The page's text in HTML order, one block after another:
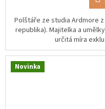
Polštáře ze studia Ardmore
republika). Majitelka a
určitá míra
Novinka